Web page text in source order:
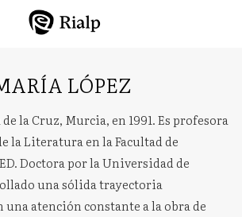
LÓPEZ
la Cruz, Murcia, en 1991. Es profesora
la Literatura en la Facultad de
Doctora por la Universidad de
una sólida trayectoria
una atención constante a la obra de